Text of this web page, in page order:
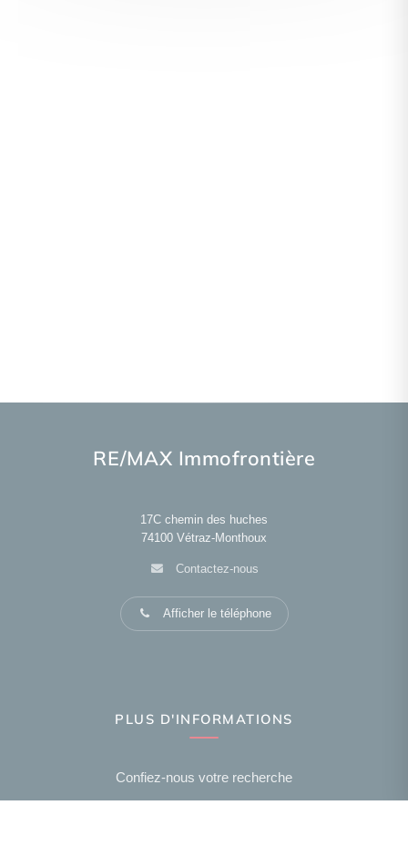
RE/MAX Immofrontière
17C chemin des huches
74100 Vétraz-Monthoux
Contactez-nous
Afficher le téléphone
PLUS D'INFORMATIONS
Confiez-nous votre recherche